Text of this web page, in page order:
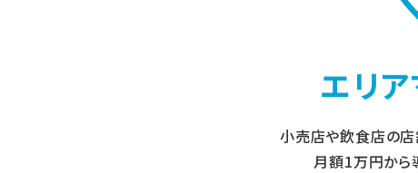
エリ
小売店や飲食店の店
月額1万円から